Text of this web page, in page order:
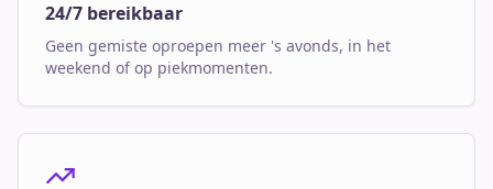
24/7 bereikbaar
Geen gemiste oproepen meer 's avonds, in het
weekend of op piekmomenten.